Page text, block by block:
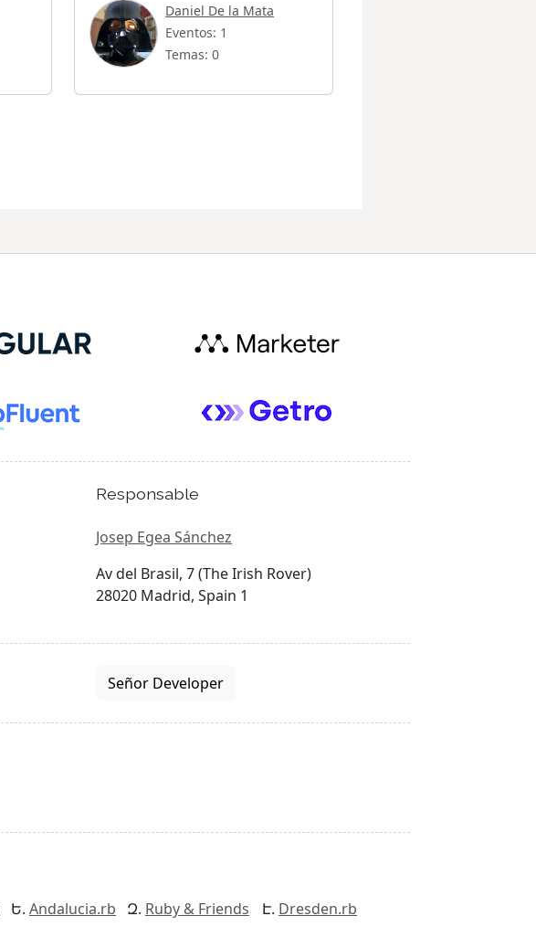
Daniel De la Mata
Eventos: 1
Temas: 0
Responsable
Josep Egea Sánchez
Av del Brasil, 7 (The Irish Rover)
28020 Madrid, Spain 1
Señor Developer
Andalucia.rb Ruby & Friends
Dresden.rb